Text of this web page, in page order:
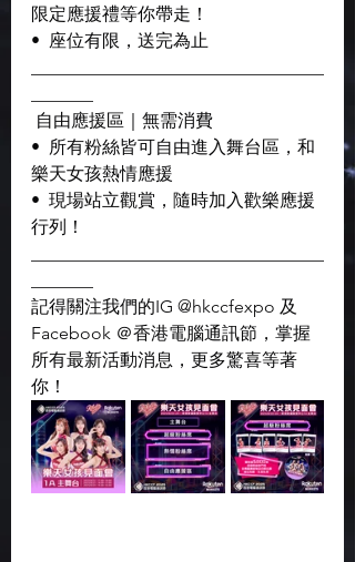
限定應援禮等你帶走！
•  座位有限，送完為止
自由應援區｜無需消費
•  所有粉絲皆可自由進入舞台區，和
樂天女孩熱情應援
•  現場站立觀賞，隨時加入歡樂應援
行列！
記得關注我們的IG @hkccfexpo 及
Facebook ＠香港電腦通訊節，掌握
所有最新活動消息，更多驚喜等著
你！